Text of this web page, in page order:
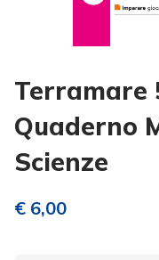
Terramare
Quaderno
Scienze
€ 6,00